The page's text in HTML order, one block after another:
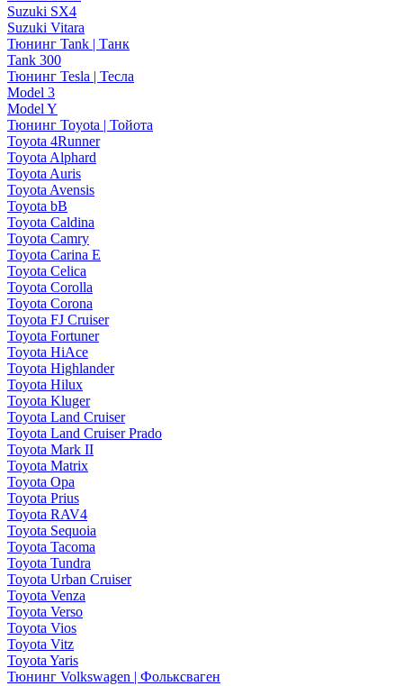
Suzuki SX4
Suzuki Vitara
Тюнинг Tank | Танк
Tank 300
Тюнинг Tesla | Тесла
Model 3
Model Y
Тюнинг Toyota | Тойота
Toyota 4Runner
Toyota Alphard
Toyota Auris
Toyota Avensis
Toyota bB
Toyota Caldina
Toyota Camry
Toyota Carina E
Toyota Celica
Toyota Corolla
Toyota Corona
Toyota FJ Cruiser
Toyota Fortuner
Toyota HiAce
Toyota Highlander
Toyota Hilux
Toyota Kluger
Toyota Land Cruiser
Toyota Land Cruiser Prado
Toyota Mark II
Toyota Matrix
Toyota Opa
Toyota Prius
Toyota RAV4
Toyota Sequoia
Toyota Tacoma
Toyota Tundra
Toyota Urban Cruiser
Toyota Venza
Toyota Verso
Toyota Vios
Toyota Vitz
Toyota Yaris
Тюнинг Volkswagen | Фольксваген